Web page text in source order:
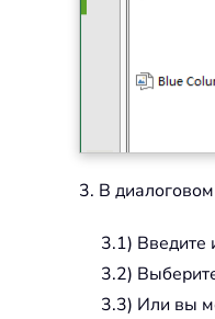
3. В
3.1) Введите
3.2)
3.3) Или вы